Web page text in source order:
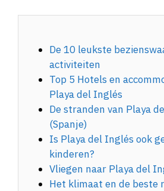
De 10 leukste
activiteiten
Top 5 Hotels en
Playa del Inglés
De stranden van Playa
(Spanje)
Is Playa del Inglés ook
kinderen?
Vliegen naar Playa del
Het klimaat en de beste